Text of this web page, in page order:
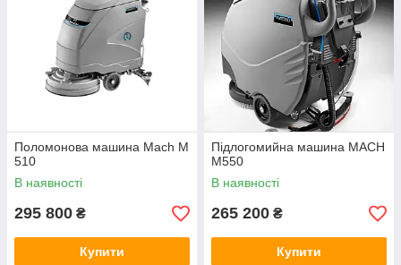
Поломонова машина Mach M
510
В наявності
295 800 ₴
Купити
Підлогомийна машина MACH
M550
В наявності
265 200 ₴
Купити